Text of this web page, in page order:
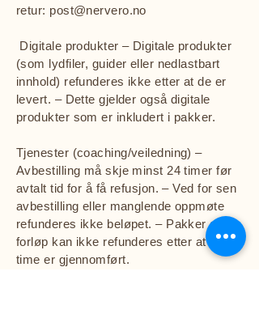
retur: post@nervero.no
Digitale produkter – Digitale produkter
(som lydfiler, guider eller nedlastbart
innhold) refunderes ikke etter at de er
levert. – Dette gjelder også digitale
produkter som er inkludert i pakker.
Tjenester (coaching/veiledning) –
Avbestilling må skje minst 24 timer før
avtalt tid for å få refusjon. – Ved for sen
avbestilling eller manglende oppmøte
refunderes ikke beløpet. – Pakker og
forløp kan ikke refunderes etter at første
time er gjennomført.